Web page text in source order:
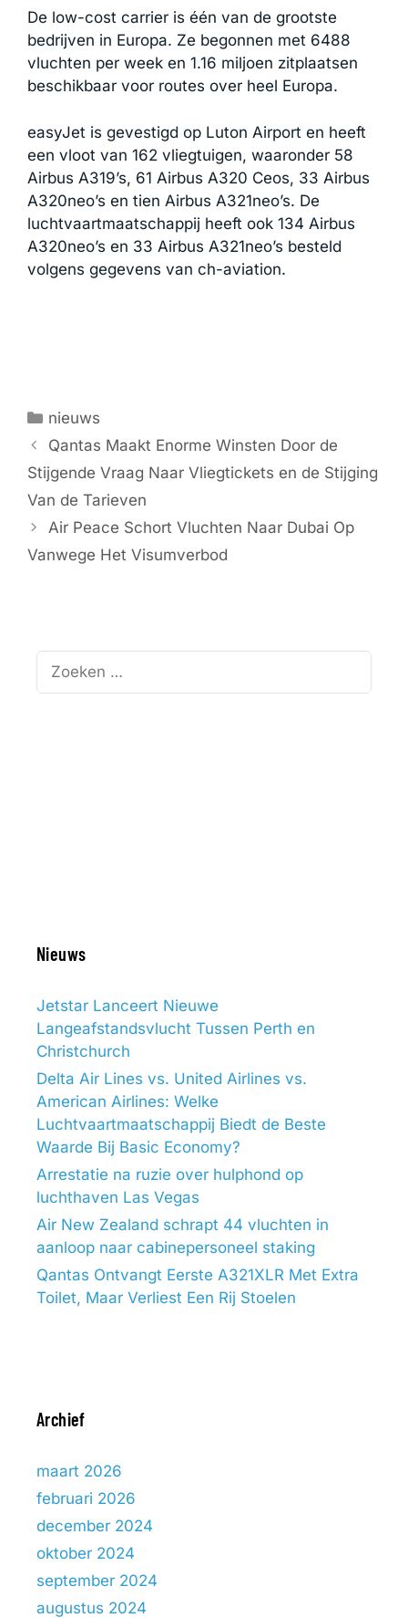
De low-cost carrier is één van de grootste
bedrijven in Europa. Ze begonnen met 6488
vluchten per week en 1.16 miljoen zitplaatsen
beschikbaar voor routes over heel Europa.
easyJet is gevestigd op Luton Airport en heeft
een vloot van 162 vliegtuigen, waaronder 58
Airbus A319’s, 61 Airbus A320 Ceos, 33 Airbus
A320neo’s en tien Airbus A321neo’s. De
luchtvaartmaatschappij heeft ook 134 Airbus
A320neo’s en 33 Airbus A321neo’s besteld
volgens gegevens van ch-aviation.
Categorieën
nieuws
Qantas Maakt Enorme Winsten Door de
Stijgende Vraag Naar Vliegtickets en de Stijging
Van de Tarieven
Air Peace Schort Vluchten Naar Dubai Op
Vanwege Het Visumverbod
naar:
Nieuws
Jetstar Lanceert Nieuwe
Langeafstandsvlucht Tussen Perth en
Christchurch
Delta Air Lines vs. United Airlines vs.
American Airlines: Welke
Luchtvaartmaatschappij Biedt de Beste
Waarde Bij Basic Economy?
Arrestatie na ruzie over hulphond op
luchthaven Las Vegas
Air New Zealand schrapt 44 vluchten in
aanloop naar cabinepersoneel staking
Qantas Ontvangt Eerste A321XLR Met Extra
Toilet, Maar Verliest Een Rij Stoelen
Archief
maart 2026
februari 2026
december 2024
oktober 2024
september 2024
augustus 2024